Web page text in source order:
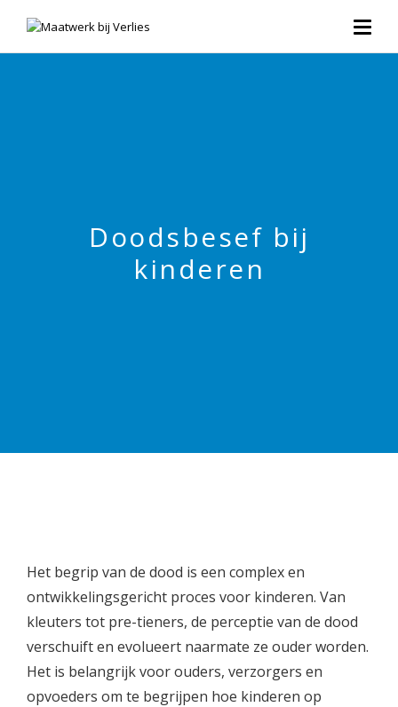
Doodsbesef bij
kinderen
Het begrip van de dood is een complex en
ontwikkelingsgericht proces voor kinderen. Van
kleuters tot pre-tieners, de perceptie van de dood
verschuift en evolueert naarmate ze ouder worden.
Het is belangrijk voor ouders, verzorgers en
opvoeders om te begrijpen hoe kinderen op